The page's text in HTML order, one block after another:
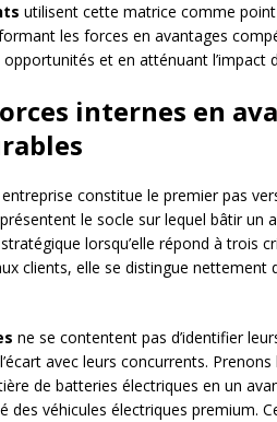
utilisent cette matrice comme
les forces en avantages
et en atténuant l’impact
internes en
entreprise constitue le premier pas
le socle sur lequel bâtir un
lorsqu’elle répond à trois
clients, elle se distingue nettement
ne se contentent pas d’identifier
avec leurs concurrents. Prenons
de batteries électriques en un
des véhicules électriques premium.